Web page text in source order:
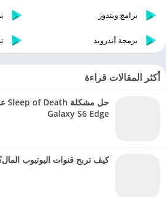
برامج ويندوز
برمجة أندرويد
أكثر المقالات قراءة
Galaxy S6 Edge
كيف تربح قنوات اليوتيوب